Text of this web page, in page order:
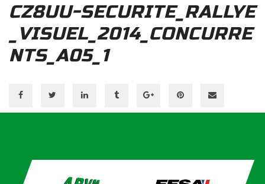
CZ8UU-SECURITE_RALLYE
_VISUEL_2014_CONCURRE
NTS_A05_1